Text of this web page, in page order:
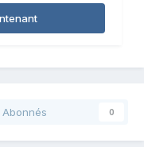
Abonnés 0